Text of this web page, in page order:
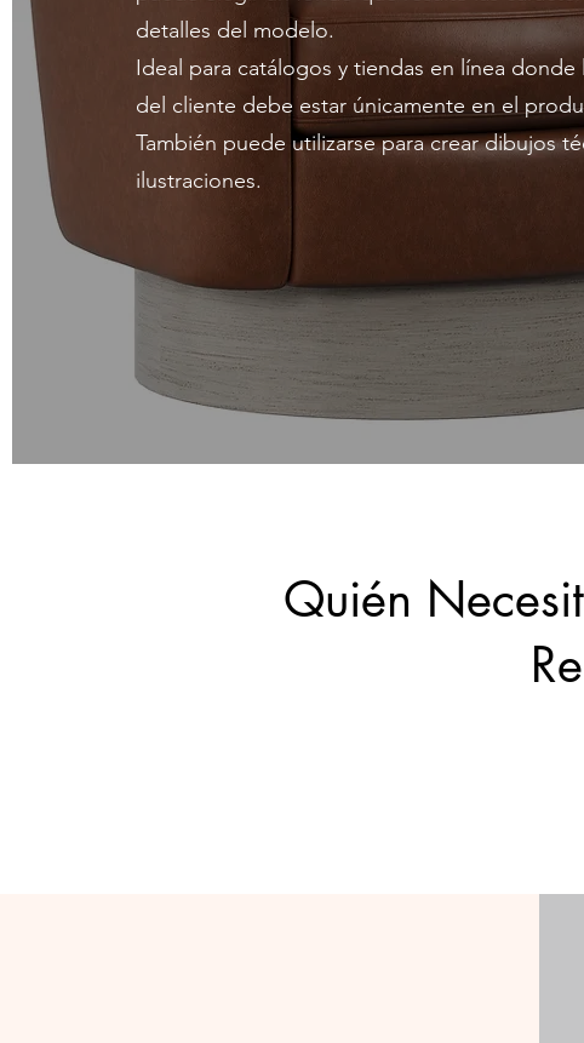
detalles del modelo.
Ideal para catálogos y tiendas en línea donde
del cliente debe estar únicamente en el
También puede utilizarse para crear dibujos
ilustraciones.
Quién